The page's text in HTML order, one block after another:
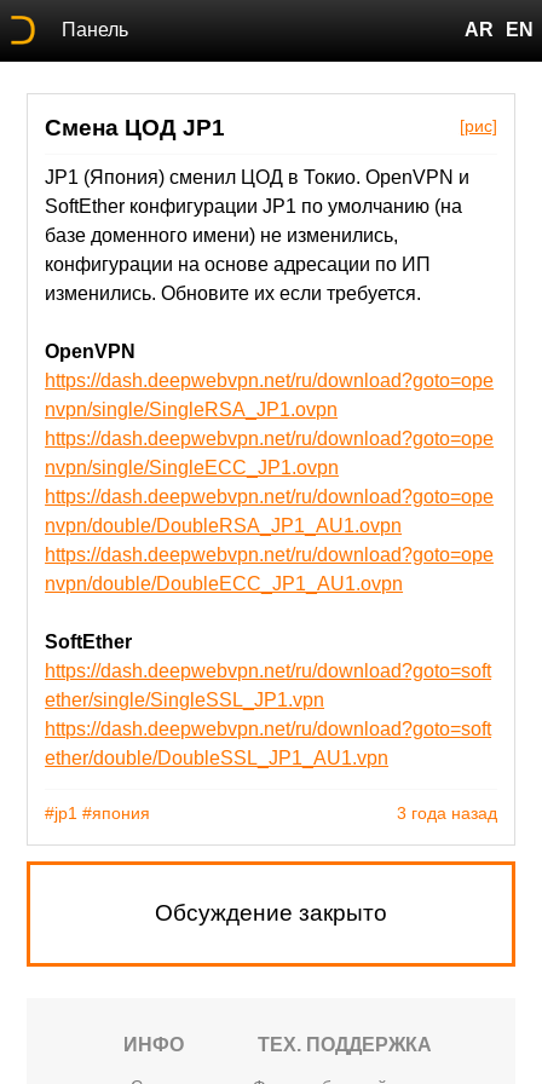
Панель AR EN
[рис]
Смена ЦОД JP1
JP1 (Япония) сменил ЦОД в Токио. OpenVPN и
SoftEther конфигурации JP1 по умолчанию (на
базе доменного имени) не изменились,
конфигурации на основе адресации по ИП
изменились. Обновите их если требуется.
OpenVPN
https://dash.deepwebvpn.net/ru/download?goto=ope
nvpn/single/SingleRSA_JP1.ovpn
https://dash.deepwebvpn.net/ru/download?goto=ope
nvpn/single/SingleECC_JP1.ovpn
https://dash.deepwebvpn.net/ru/download?goto=ope
nvpn/double/DoubleRSA_JP1_AU1.ovpn
https://dash.deepwebvpn.net/ru/download?goto=ope
nvpn/double/DoubleECC_JP1_AU1.ovpn
SoftEther
https://dash.deepwebvpn.net/ru/download?goto=soft
ether/single/SingleSSL_JP1.vpn
https://dash.deepwebvpn.net/ru/download?goto=soft
ether/double/DoubleSSL_JP1_AU1.vpn
3 года назад
#jp1 #япония
Обсуждение закрыто
ИНФО ТЕХ. ПОДДЕРЖКА